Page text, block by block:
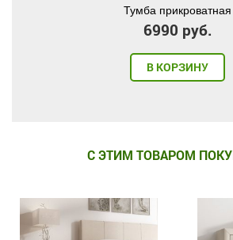
Тумба прикроватная
6990 руб.
В КОРЗИНУ
С ЭТИМ ТОВАРОМ